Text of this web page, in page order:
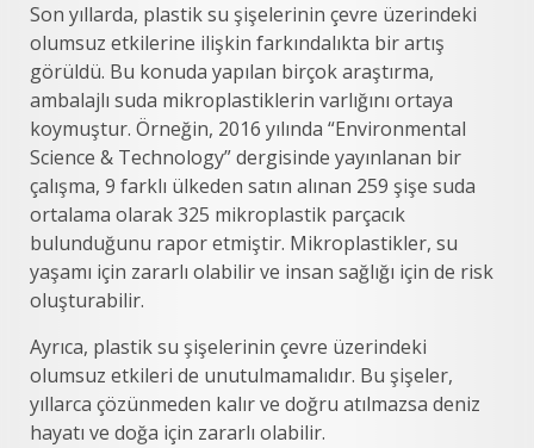
Son yıllarda, plastik su şişelerinin çevre üzerindeki
olumsuz etkilerine ilişkin farkındalıkta bir artış
görüldü. Bu konuda yapılan birçok araştırma,
ambalajlı suda mikroplastiklerin varlığını ortaya
koymuştur. Örneğin, 2016 yılında “Environmental
Science & Technology” dergisinde yayınlanan bir
çalışma, 9 farklı ülkeden satın alınan 259 şişe suda
ortalama olarak 325 mikroplastik parçacık
bulunduğunu rapor etmiştir. Mikroplastikler, su
yaşamı için zararlı olabilir ve insan sağlığı için de risk
oluşturabilir.
Ayrıca, plastik su şişelerinin çevre üzerindeki
olumsuz etkileri de unutulmamalıdır. Bu şişeler,
yıllarca çözünmeden kalır ve doğru atılmazsa deniz
hayatı ve doğa için zararlı olabilir.